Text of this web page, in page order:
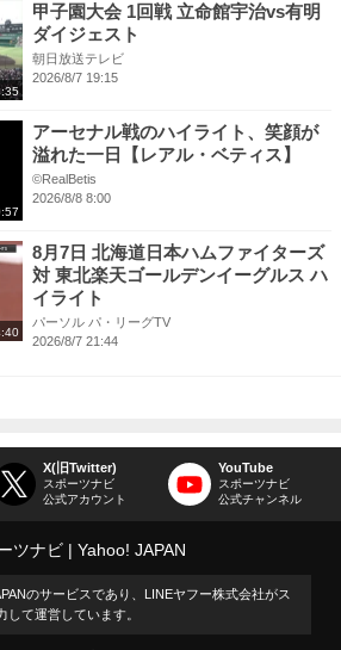
甲子園大会 1回戦 立命館宇治vs有明
ダイジェスト
朝日放送テレビ
2026/8/7 19:15
アーセナル戦のハイライト、笑顔が
溢れた一日【レアル・ベティス】
©RealBetis
2026/8/8 8:00
8月7日 北海道日本ハムファイターズ
対 東北楽天ゴールデンイーグルス ハ
イライト
パーソル パ・リーグTV
2026/8/7 21:44
X(旧Twitter)
スポーツナビ
公式アカウント
YouTube
スポーツナビ
公式チャンネル
ツナビ Yahoo! JAPAN
のサービスであり、LINEヤフー株式会社がス
して運営しています。